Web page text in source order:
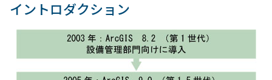
イントロダクション